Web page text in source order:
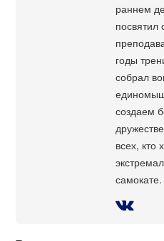
раннем
посвятил
годы
собрал
создаем
всех, кто
самокате.